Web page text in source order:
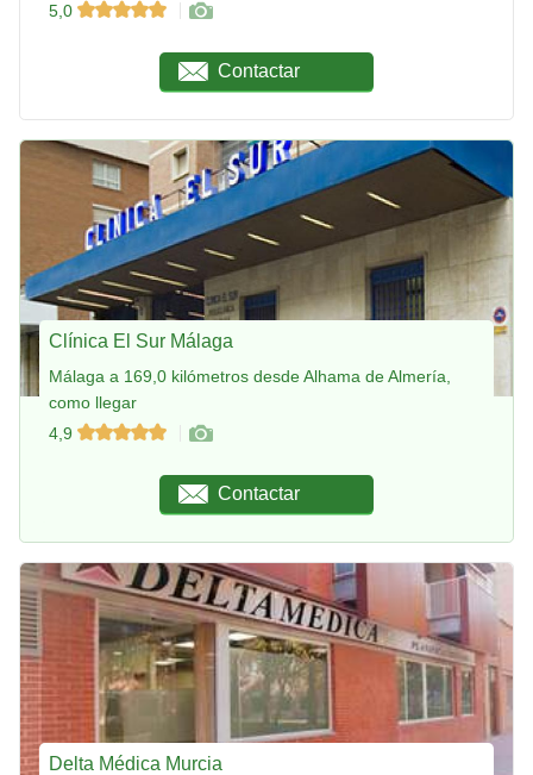
5,0
Contactar
Clínica El Sur Málaga
Málaga a 169,0 kilómetros desde Alhama de Almería,
como llegar
4,9
Contactar
Delta Médica Murcia